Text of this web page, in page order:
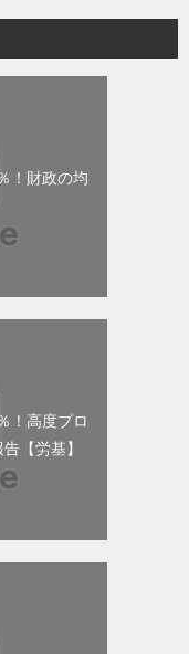
！財政の均
！高度プロ
【労基】